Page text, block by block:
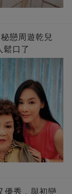
戀周遊乾兒
口了
優秀，與初戀